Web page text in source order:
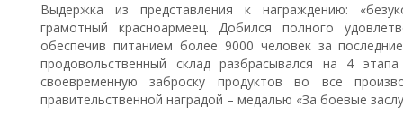
Выдержка из представления к награждению:
грамотный красноармеец. Добился полного
обеспечив питанием более 9000 человек за
продовольственный склад разбрасывался на 4
своевременную заброску продуктов во все
правительственной наградой – медалью «За боевые